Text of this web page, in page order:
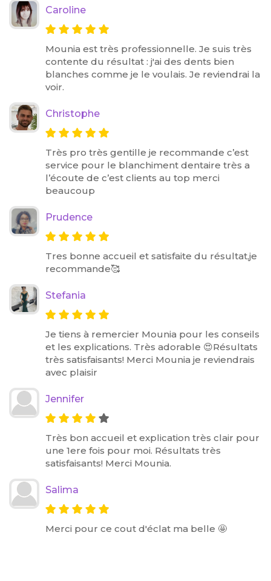
Caroline
Mounia est très professionnelle. Je suis très
contente du résultat : j'ai des dents bien
blanches comme je le voulais. Je reviendrai la
voir.
Christophe
Très pro très gentille je recommande c’est
service pour le blanchiment dentaire très a
l’écoute de c’est clients au top merci
beaucoup
Prudence
Tres bonne accueil et satisfaite du résultat,je
recommande🥰
Stefania
Je tiens à remercier Mounia pour les conseils
et les explications. Très adorable 😍Résultats
très satisfaisants! Merci Mounia je reviendrais
avec plaisir
Jennifer
Très bon accueil et explication très clair pour
une 1ere fois pour moi. Résultats très
satisfaisants! Merci Mounia.
Salima
Merci pour ce cout d'éclat ma belle 🤩